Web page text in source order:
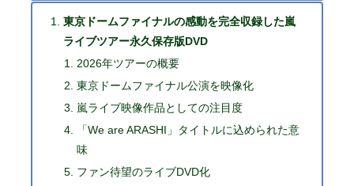
東京ドームファイナルの感動を完全収録した嵐
ライブツアー永久保存版DVD
2026年ツアーの概要
東京ドームファイナル公演を映像化
嵐ライブ映像作品としての注目度
「We are ARASHI」タイトルに込められた意
味
ファン待望のライブDVD化